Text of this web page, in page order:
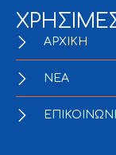
ΑΡΧΙΚΗ
NEA